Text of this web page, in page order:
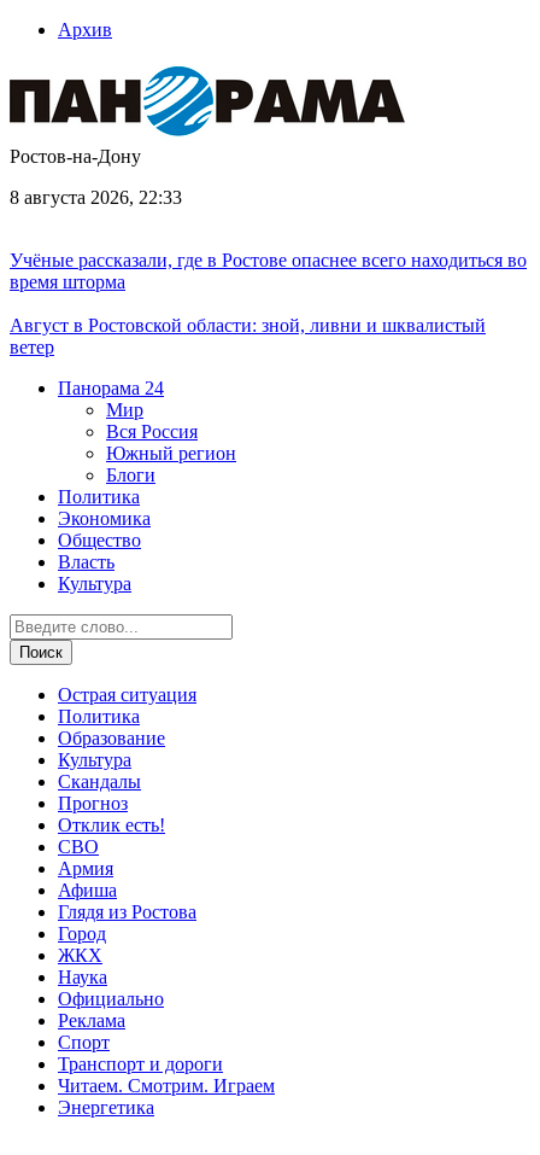
Архив
Ростов-на-Дону
8 августа 2026, 22:33
Учёные рассказали, где в Ростове опаснее всего находиться во
время шторма
Август в Ростовской области: зной, ливни и шквалистый
ветер
Панорама 24
Мир
Вся Россия
Южный регион
Блоги
Политика
Экономика
Общество
Власть
Культура
Острая ситуация
Политика
Образование
Культура
Скандалы
Прогноз
Отклик есть!
СВО
Армия
Афиша
Глядя из Ростова
Город
ЖКХ
Наука
Официально
Реклама
Спорт
Транспорт и дороги
Читаем. Смотрим. Играем
Энергетика